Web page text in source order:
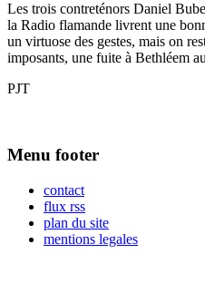
Les trois contreténors Daniel
la Radio flamande livrent une
un virtuose des gestes, mais on
imposants, une fuite à Bethléem
PJT
Menu footer
contact
flux rss
plan du site
mentions legales